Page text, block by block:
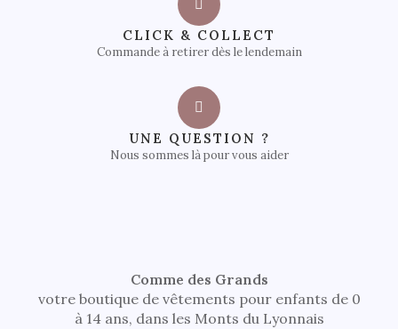
CLICK & COLLECT
Commande à retirer dès le lendemain
UNE QUESTION ?
Nous sommes là pour vous aider
Comme des Grands
votre boutique de vêtements pour enfants de 0
à 14 ans, dans les Monts du Lyonnais